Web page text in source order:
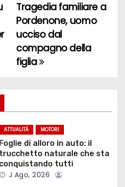
Tragedia familiare a
Pordenone, uomo
ucciso dal
compagno della
figlia
ATTUALITÀ MOTORI
Foglie di alloro in auto: il
trucchetto naturale che sta
conquistando tutti
J Ago, 2026